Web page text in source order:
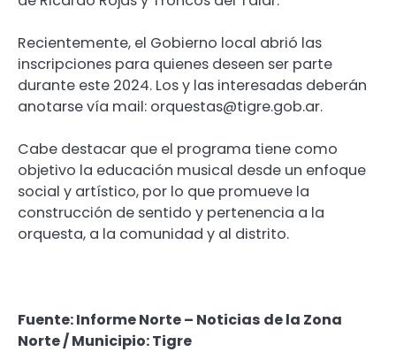
Recientemente, el Gobierno local abrió las
inscripciones para quienes deseen ser parte
durante este 2024. Los y las interesadas deberán
anotarse vía mail: orquestas@tigre.gob.ar.
Cabe destacar que el programa tiene como
objetivo la educación musical desde un enfoque
social y artístico, por lo que promueve la
construcción de sentido y pertenencia a la
orquesta, a la comunidad y al distrito.
Fuente: Informe Norte – Noticias de la Zona
Norte / Municipio: Tigre